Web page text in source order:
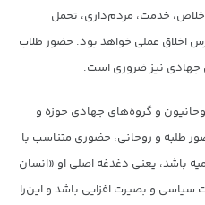
خدمت، مردم‌داری، تحمل
اخلاق عملی خواهد بود. حضور طلاب
جهادی نیز ضروری است.
و گروه‌های جهادی حوزه و
طلبه و روحانی، حضوری متناسب با
باشد، یعنی دغدغه اصلی او «انسان
و بصیرت افزایی باشد و این‌را